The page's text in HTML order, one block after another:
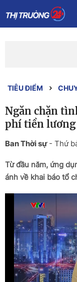
TIÊU ĐIỂM
Ngăn chặn
phí tiền lương
Ban Thời sự - Thứ
Từ đầu năm, ứng
ánh về khai báo tổ